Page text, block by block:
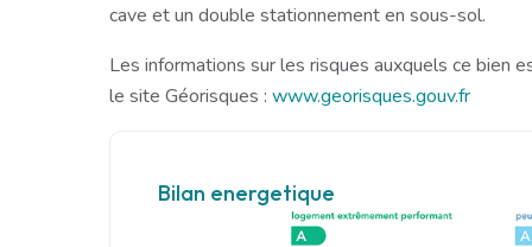
cave et un double stationnement en sous-sol.
Les informations sur les risques auxquels ce bien
le site Géorisques : www.georisques.gouv.fr
Bilan energetique